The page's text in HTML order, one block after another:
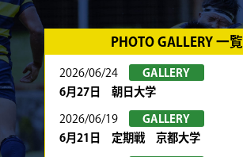
PHOTO GALLERY 一覧
2026/06/24
GALLERY
6月27日 朝日大学
2026/06/19
GALLERY
6月21日 定期戦 京都大学